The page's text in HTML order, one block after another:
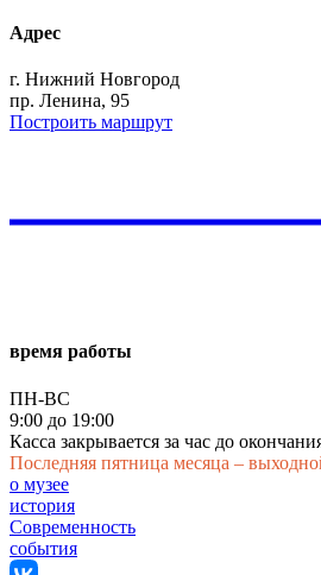
Адрес
г. Нижний Новгород
пр. Ленина, 95
Построить маршрут
время работы
ПН-ВС
9:00 до 19:00
Касса закрывается за час до
Последняя пятница месяца –
о музее
история
Современность
события